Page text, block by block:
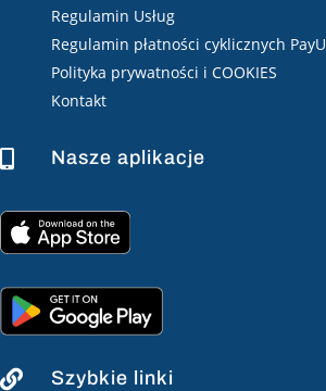
Regulamin Usług
Regulamin płatności cyklicznych PayU
Polityka prywatności i COOKIES
Kontakt
 Nasze aplikacje
 Szybkie linki